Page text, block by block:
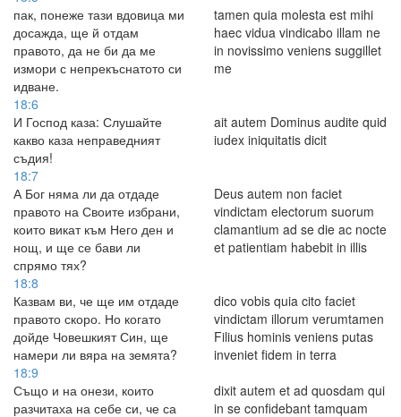
пак, понеже тази вдовица ми
досажда, ще й отдам
правото, да не би да ме
измори с непрекъснатото си
идване.
tamen quia molesta est mihi
haec vidua vindicabo illam ne
in novissimo veniens suggillet
me
18:6
И Господ каза: Слушайте
какво каза неправедният
съдия!
ait autem Dominus audite quid
iudex iniquitatis dicit
18:7
А Бог няма ли да отдаде
правото на Своите избрани,
които викат към Него ден и
нощ, и ще се бави ли
спрямо тях?
Deus autem non faciet
vindictam electorum suorum
clamantium ad se die ac nocte
et patientiam habebit in illis
18:8
Казвам ви, че ще им отдаде
правото скоро. Но когато
дойде Човешкият Син, ще
намери ли вяра на земята?
dico vobis quia cito faciet
vindictam illorum verumtamen
Filius hominis veniens putas
inveniet fidem in terra
18:9
Също и на онези, които
разчитаха на себе си, че са
dixit autem et ad quosdam qui
in se confidebant tamquam